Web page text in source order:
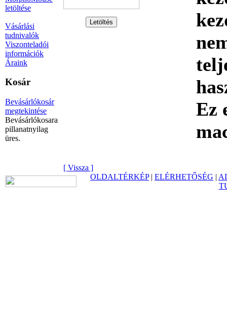
letöltése
Vásárlási
tudnivalók
Viszonteladói
információk
Áraink
Kosár
Bevásárlókosár
megtekintése
Bevásárlókosara
pillanatnyilag
üres.
Ez
[ Vissza ]
OLDALTÉRKÉP| ELÉRHETŐSÉG |